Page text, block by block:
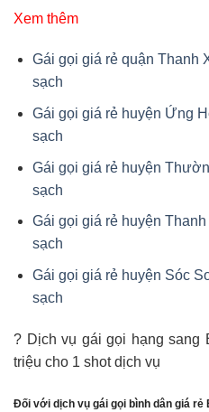
Xem thêm
Gái gọi giá rẻ quận Thanh
sạch
Gái gọi giá rẻ huyện Ứng
sạch
Gái gọi giá rẻ huyện
sạch
Gái gọi giá rẻ huyện
sạch
Gái gọi giá rẻ huyện Sóc
sạch
? Dịch vụ gái gọi hạng sang
triệu cho 1 shot dịch vụ
Đối với dịch vụ gái gọi bình dân giá rẻ